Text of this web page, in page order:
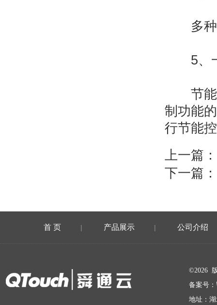
多种
5、一
节能控
制功能
行节能
上一篇：
下一篇：
首 页 | 产品展示 | 公司介绍
©2026
备案号：
地址：